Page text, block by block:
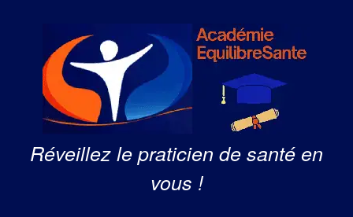
Réveillez le praticien de santé en
vous !